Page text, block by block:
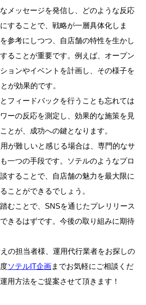
メッセージを発信し、どのような反応
することで、戦略が一層具体化しま
参考にしつつ、自店舗の特性を生かし
ることが重要です。例えば、オープン
ョンやイベントを計画し、その様子を
が効果的です。
フィードバックを行うことも忘れては
ーの反応を測定し、効果的な施策を見
とが、成功への鍵となります。
が難しいと感じる場合は、専門的なサ
一つの手段です。ソテルのようなプロ
することで、自店舗の魅力を最大限に
ことができるでしょう。
むことで、SNSを通じたプレリリース
きるはずです。今後の取り組みに期待
の担当者様、運用代行業者をお探しの
ソテルIT企画までお気軽にご相談くだ
用方法をご提案させて頂きます！